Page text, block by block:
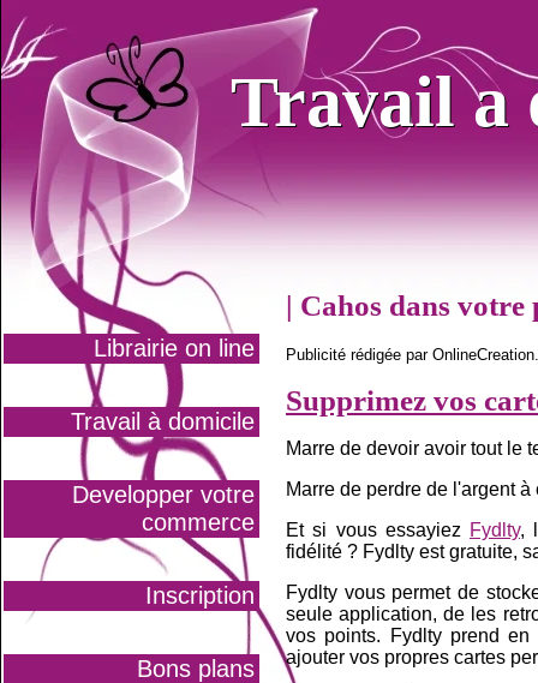
Travail a
Travail a
Librairie on line
Travail à domicile
Developper votre
commerce
Inscription
Bons plans
| Cahos dans votre
Publicité rédigée par
Supprimez vos
Marre de devoir avoir tout le
Marre de perdre de l'argent
Et si vous essayiez Fydlty,
fidélité ? Fydlty est gratuite,
Fydlty vous permet de
seule application, de les
vos points. Fydlty prend
ajouter vos propres cartes